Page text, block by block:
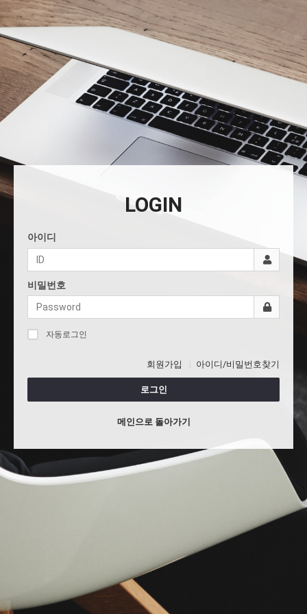
LOGIN
아이디
비밀번호
자동로그인
회원가입 아이디/비밀번호찾기
로그인
메인으로 돌아가기